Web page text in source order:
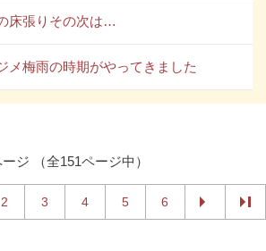
床張りその次は…
メ梅雨の時期がやってきました
ージ （全151ページ中）
2 3 4 5 6